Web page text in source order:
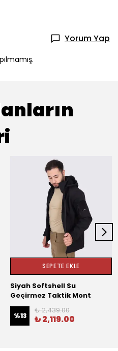
Yorum Yap
SEPETE EKLE
Siyah Softshell Su
Geçirmez Taktik Mont
%13
₺ 2,439.00
₺ 2,119.00